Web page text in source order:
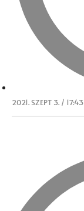
2021. SZEPT 3. / 17:43